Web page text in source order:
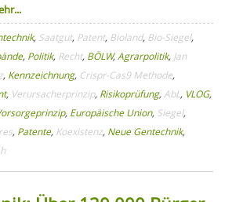
, Saatgut, Patent, Bioland, Bio-Siegel,
, Politik, Recht, BÖLW,Agrarpolitik, Jan
, Kennzeichnung, Crispr-Cas9 Methode,
, Verursacherprinzip, Risikoprüfung, AbL, VLOG,
, Europäische Union, Siegel,
, Patente, Koexistenz, Neue Gentechnik,